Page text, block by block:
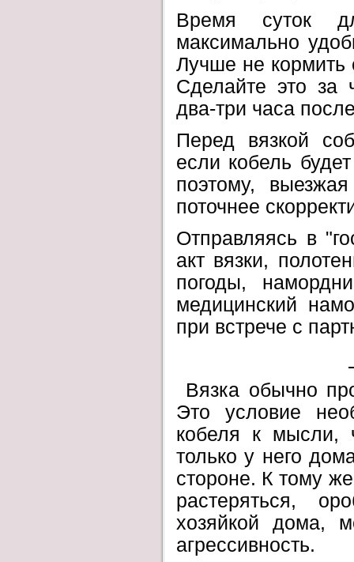
Время суток
максимально
Лучше не кормить
Сделайте это за
два-три часа
Перед вязкой
если кобель
поэтому,
поточнее
Отправляясь в
акт вязки,
погоды,
медицинский
при встрече с
Вязка обычно
Это условие
кобеля к мысли,
только у него
стороне. К тому
растеряться,
хозяйкой дома,
агрессивность.